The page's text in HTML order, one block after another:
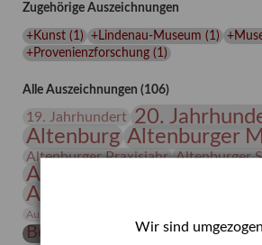
des
Lindenau-
Museums
Zugehörige Auszeichnungen
+Kunst(1 ) +Lindenau-Museum (1 )
+Provenienzforschung(1 )
Alle Auszeichnungen (106)
19. Jahrhundert 20.
Altenburg Altenburger
Altenburger Praxisjahr Altenburger
Antike
Ausstellung
Ausstellung „Vier Winde“
Bernhard August von
Wir sind